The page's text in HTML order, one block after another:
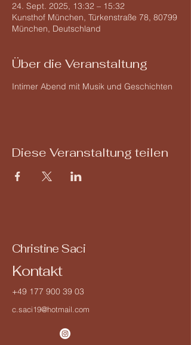
24. Sept. 2025, 13:32 – 15:32
Kunsthof München, Türkenstraße 78, 80799
München, Deutschland
Über die Veranstaltung
Intimer Abend mit Musik und Geschichten
Diese Veranstaltung teilen
Christine Saci
Kontakt
+49 177 900 39 03
c.saci19@hotmail.com